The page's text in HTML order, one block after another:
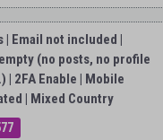
| Email not included |
(no posts, no profile
| 2FA Enable | Mobile
| Mixed Country